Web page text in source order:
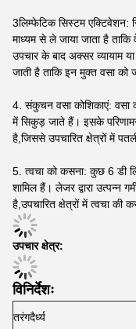
3लिम्फेटिक सिस्टम एक्टिवेशन:
माध्यम से ले जाया जाता है
उपचार के बाद अक्सर व्यायाम या
जाती है ताकि इन मुक्त वसा
4. संकुचन वसा कोशिकाएं: वसा
में सिकुड़ जाते हैं। इसके
है,जिससे उपचारित क्षेत्रों में
5. त्वचा को कसना: कुछ 6 डी
शामिल हैं। लेजर द्वारा उत्पन्न
है,उपचारित क्षेत्रों में त्वचा की
उपचार क्षेत्र:
विनिर्देशः
तरंगदैर्ध्य